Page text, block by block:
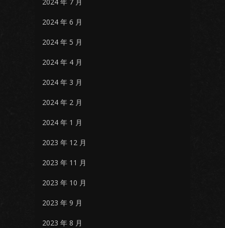
2024 年 6 月
2024 年 5 月
2024 年 4 月
2024 年 3 月
2024 年 2 月
2024 年 1 月
2023 年 12 月
2023 年 11 月
2023 年 10 月
2023 年 9 月
2023 年 8 月